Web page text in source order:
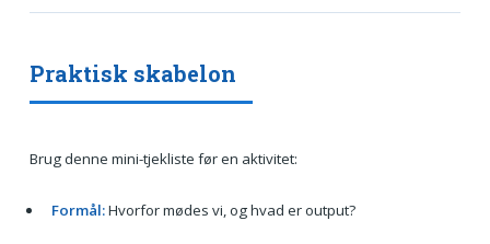
Praktisk skabelon
Brug denne mini-tjekliste før en aktivitet:
Formål:Hvorfor mødes vi, og hvad er output?